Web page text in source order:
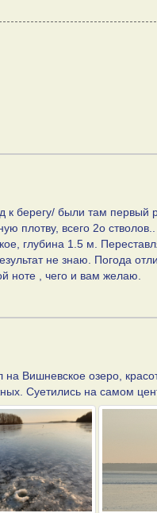
к берегу/ были там
плотву, всего 2о
глубина 1.5 м.
не знаю. Погода
ноте , чего и вам желаю.
Вишневское озеро,
Суетились на самом